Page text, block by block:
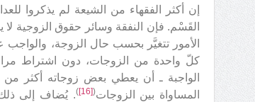
القَسْم. فإن النفقة وسائر حقوق الزوجية
الأمور تتغيَّر بحسب حال الزوجة،
كلّ واحدة من الزوجات، دون اشتراط
الواجبة ـ أن يعطي بعض زوجاته أكثر من
المساواة بين الزوجات(
[16]
). يُضاف إلى